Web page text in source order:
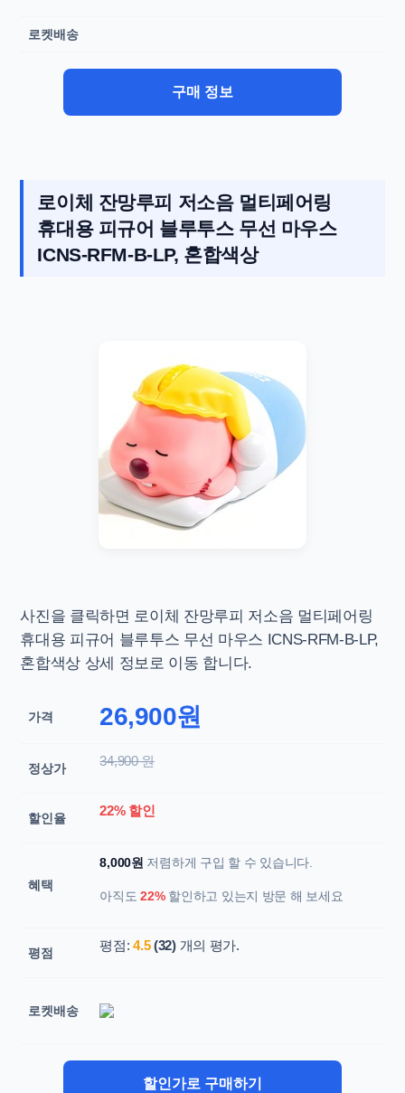
로켓배송
구매 정보
로이체 잔망루피 저소음 멀티페어링
휴대용 피규어 블루투스 무선 마우스
ICNS-RFM-B-LP, 혼합색상
사진을 클릭하면 로이체 잔망루피 저소음 멀티페어링
휴대용 피규어 블루투스 무선 마우스 ICNS-RFM-B-LP,
혼합색상 상세 정보로 이동 합니다.
가격 26,900원
정상가 34,900 원
할인율 22% 할인
혜택
8,000원 저렴하게 구입 할 수 있습니다.
아직도22%할인하고 있는지 방문 해 보세요
평점 평점:4.5 (32)개의 평가.
로켓배송
할인가로 구매하기